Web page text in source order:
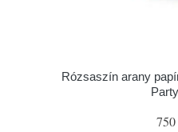
Rózsaszín arany